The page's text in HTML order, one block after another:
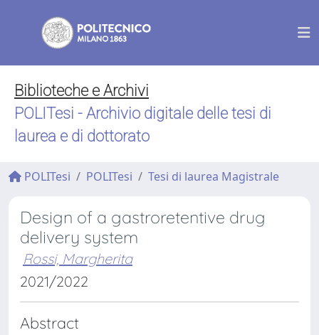
Biblioteche e Archivi
POLITesi - Archivio digitale delle tesi di
laurea e di dottorato
POLITesi POLITesi Tesi di laurea Magistrale
Design of a gastroretentive drug
delivery system
Rossi, Margherita
2021/2022
Abstract